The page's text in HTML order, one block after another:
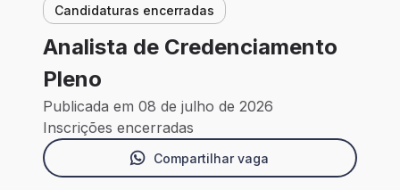
Candidaturas encerradas
Analista de Credenciamento
Pleno
Publicada em 08 de julho de 2026
Inscrições encerradas
Compartilhar vaga